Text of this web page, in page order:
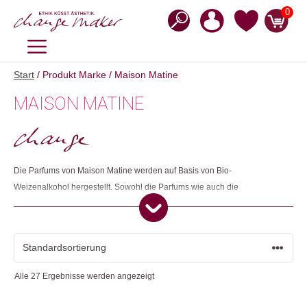
Inhalt
0
MENÜ
Start / Produkt Marke / Maison Matine
MAISON MATINE
Die Parfums von Maison Matine werden auf Basis von Bio-
Weizenalkohol hergestellt. Sowohl die Parfums wie auch die
Handcremes bestehen aus über 90% natürlichen Inhaltsstoffen. Die
Produktion findet in den französischen Städten Paris und Chartres statt
und alle Verpackungen bestehen aus recyceltem Karton. Das
Unternehmen engagiert sich, indem es mit gemeinnützigen
Alle 27 Ergebnisse werden angezeigt